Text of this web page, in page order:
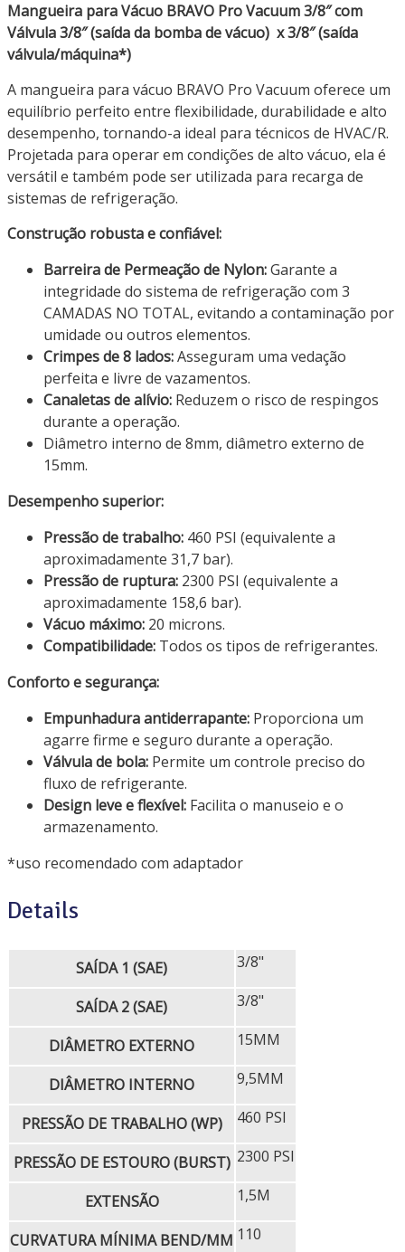
Mangueira para Vácuo BRAVO Pro Vacuum 3/8″ com
Válvula 3/8″ (saída da bomba de vácuo) x 3/8″ (saída
válvula/máquina*)
A mangueira para vácuo BRAVO Pro Vacuum oferece um
equilíbrio perfeito entre flexibilidade, durabilidade e alto
desempenho, tornando-a ideal para técnicos de HVAC/R.
Projetada para operar em condições de alto vácuo, ela é
versátil e também pode ser utilizada para recarga de
sistemas de refrigeração.
Construção robusta e confiável:
Barreira de Permeação de Nylon:Garante a
integridade do sistema de refrigeração com 3
CAMADAS NO TOTAL, evitando a contaminação por
umidade ou outros elementos.
Crimpes de 8 lados:Asseguram uma vedação
perfeita e livre de vazamentos.
Canaletas de alívio: Reduzem o risco de respingos
durante a operação.
Diâmetro interno de 8mm, diâmetro externo de
15mm.
Desempenho superior:
Pressão de trabalho: 460 PSI (equivalente a
aproximadamente 31,7 bar).
Pressão de ruptura: 2300 PSI (equivalente a
aproximadamente 158,6 bar).
Vácuo máximo: 20 microns.
Compatibilidade: Todos os tipos de refrigerantes.
Conforto e segurança:
Empunhadura antiderrapante: Proporciona um
agarre firme e seguro durante a operação.
Válvula de bola: Permite um controle preciso do
fluxo de refrigerante.
Design leve e flexível: Facilita o manuseio e o
armazenamento.
*uso recomendado com adaptador
Details
SAÍDA 1 (SAE) 3/8"
SAÍDA 2 (SAE) 3/8"
DIÂMETRO EXTERNO 15MM
DIÂMETRO INTERNO 9,5MM
PRESSÃO DE TRABALHO (WP) 460 PSI
PRESSÃO DE ESTOURO (BURST) 2300 PSI
EXTENSÃO 1,5M
CURVATURA MÍNIMA BEND/MM 110